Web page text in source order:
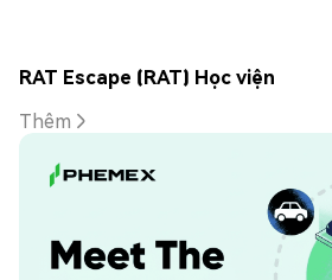
RAT Escape (RAT) Học viện
Thêm